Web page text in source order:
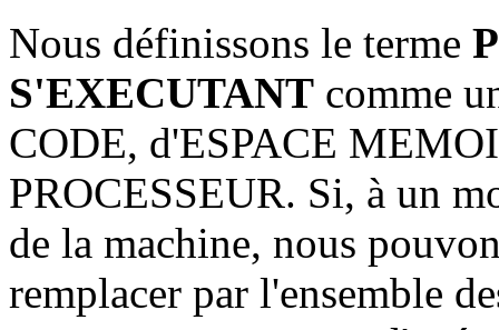
Nous définissons le terme
S'EXECUTANT comme
CODE, d'ESPACE
PROCESSEUR. Si, à un
de la machine, nous
remplacer par l'ensemble